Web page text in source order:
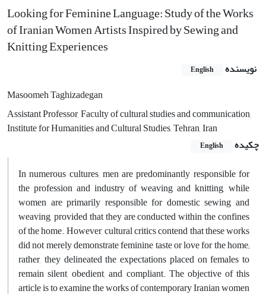
Looking for Feminine Language: Study of the Works
of Iranian Women Artists Inspired by Sewing and
Knitting Experiences
نویسنده English
Masoomeh Taghizadegan
Assistant Professor, Faculty of cultural studies and communication,
Institute for Humanities and Cultural Studies, Tehran, Iran
چکیده
English
In numerou​s cultures, men are predominantly responsible for
the profession and industry of weaving and knitting, while
women are primarily responsible for domestic sewing and
weaving, provided that they are conducted within the confines
of the home. However, cultural critics contend that these works
did not merely demonstrate feminine taste or love for the home;
rather, they delineated the expectations placed on females to
remain silent, obedient, and compliant. The objective of this
article is to examine the works of contemporary Iranian women